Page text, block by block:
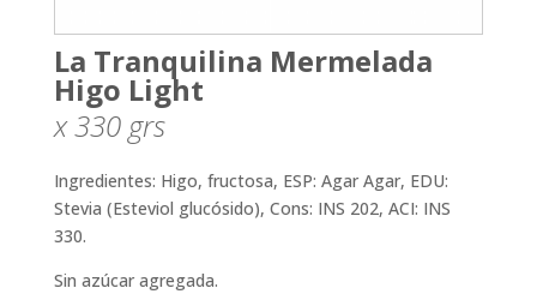
La Tranquilina Mermelada
Higo Light
x 330 grs
Ingredientes: Higo, fructosa, ESP: Agar Agar, EDU:
Stevia (Esteviol glucósido), Cons: INS 202, ACI: INS
330.
Sin azúcar agregada.